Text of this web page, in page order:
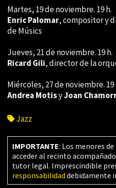
Martes, 19 de noviembre. 19 h.
Enric Palomar, compositor y
de Músics
Jueves, 21 de noviembre. 19 h.
Ricard Gili, director de la
Miércoles, 27 de noviembre. 19
Andrea MotisyJoan
Jazz
IMPORTANTE: Los menores
acceder al recinto
tutor legal. Imprescindible
responsabilidad debidamente